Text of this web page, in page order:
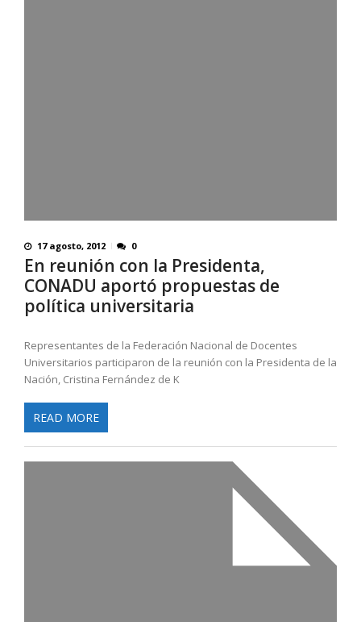
17 agosto, 2012 0
En reunión con la Presidenta,
CONADU aportó propuestas de
política universitaria
Representantes de la Federación Nacional de Docentes
Universitarios participaron de la reunión con la Presidenta de la
Nación, Cristina Fernández de K
READ MORE